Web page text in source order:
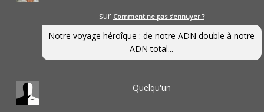
sur Comment ne pas s’ennuyer ?
Notre voyage héroîque : de notre ADN double à notre
ADN total...
Quelqu'un